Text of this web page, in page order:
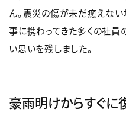
ん。震災の傷が未だ癒えな
事に携わってきた多くの社員
い思いを残しました。
豪雨明けからすぐ